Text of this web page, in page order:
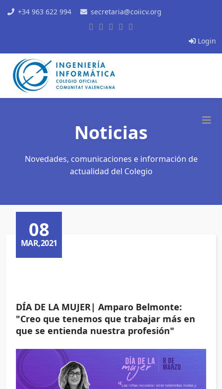
+34 963 622 994 secretaria@coiicv.org
Login
Noticias
Novedades, comunicaciones e información de
actualidad del Colegio
08
MAR,2021
DÍA DE LA MUJER| Amparo Belmonte:
"Creo que tenemos que trabajar más en
que se entienda nuestra profesión"